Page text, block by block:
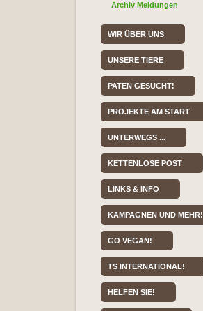
Archiv Meldungen
WIR ÜBER UNS
UNSERE TIERE
PATEN GESUCHT!
PROJEKTE AM START
UNTERWEGS ...
KETTENLOSE POST
LINKS & INFO
KAMPAGNEN UND MEHR!
GO VEGAN!
TS INTERNATIONAL!
HELFEN SIE!